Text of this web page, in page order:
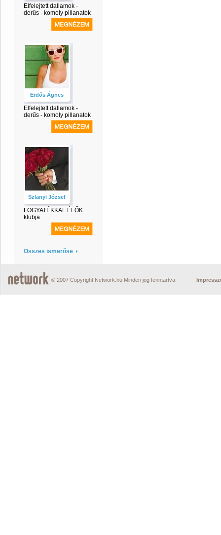
Elfelejtett dallamok -
derűs - komoly pillanatok
Erdős Ágnes
Elfelejtett dallamok -
derűs - komoly pillanatok
Szlanyi József
FOGYATÉKKAL ÉLŐK
klubja
Összes ismerőse
© 2007 Copyright Network.hu Minden jog fenntartva.